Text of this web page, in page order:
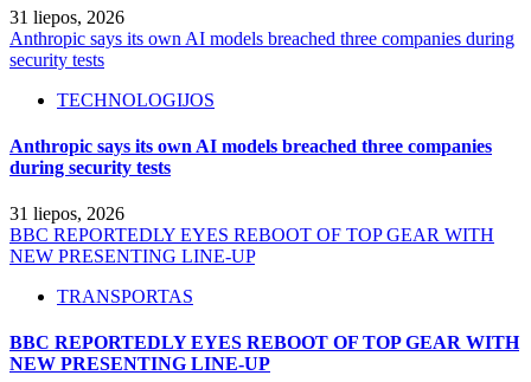
31 liepos, 2026
Anthropic says its own AI models breached three companies during
security tests
TECHNOLOGIJOS
Anthropic says its own AI models breached three companies
during security tests
31 liepos, 2026
BBC REPORTEDLY EYES REBOOT OF TOP GEAR WITH
NEW PRESENTING LINE-UP
TRANSPORTAS
BBC REPORTEDLY EYES REBOOT OF TOP GEAR WITH
NEW PRESENTING LINE-UP